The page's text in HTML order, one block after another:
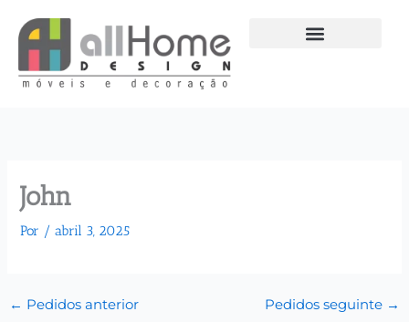
para
conteúdo
John
Por /abril 3, 2025
← Pedidos anterior Pedidos seguinte →